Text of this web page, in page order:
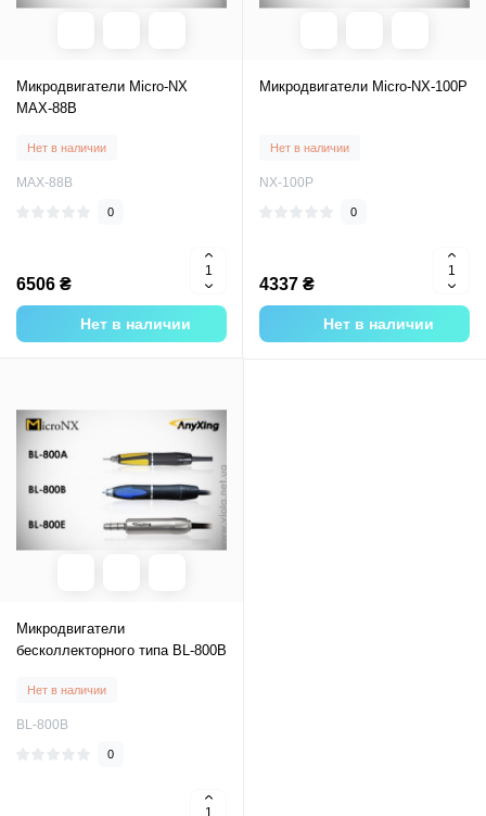
Микродвигатели Micro-NX
MAX-88В
Нет в наличии
MAX-88В
0
6506 ₴
Нет в наличии
Микродвигатели Micro-NX-100P
Нет в наличии
NX-100P
0
4337 ₴
Нет в наличии
Микродвигатели
бесколлекторного типа BL-800B
Нет в наличии
BL-800B
0